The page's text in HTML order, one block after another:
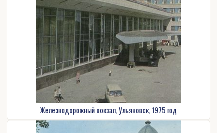
Железнодорожный вокзал, Ульяновск, 1975 год